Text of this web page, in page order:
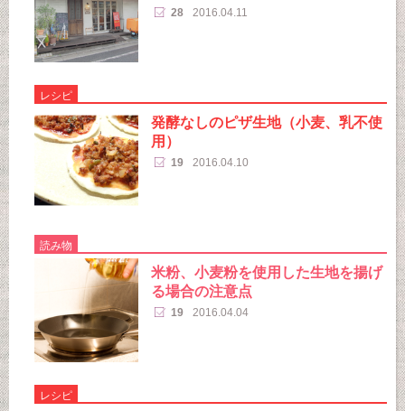
28 2016.04.11
レシピ
発酵なしのピザ生地（小麦、乳不使
用）
19 2016.04.10
読み物
米粉、小麦粉を使用した生地を揚げ
る場合の注意点
19 2016.04.04
レシピ